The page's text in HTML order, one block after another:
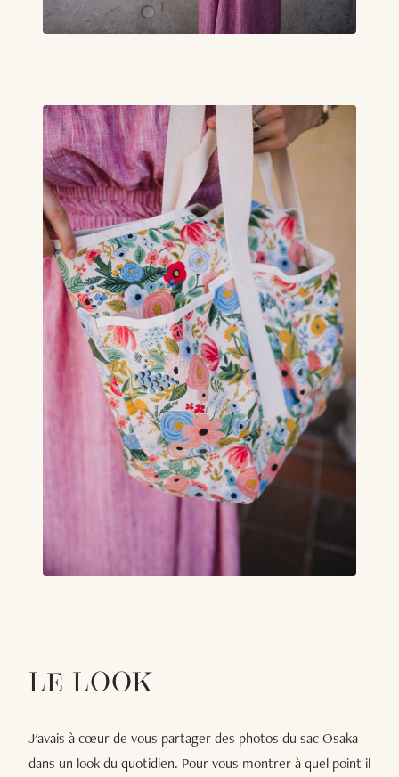
LE LOOK
J'avais à cœur de vous partager des photos du sac Osaka
dans un look du quotidien. Pour vous montrer à quel point il